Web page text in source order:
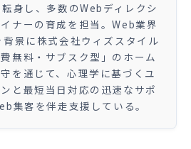
身し、多数のWebディレクシ
ナーの育成を担当。Web業界
景に株式会社ウィズスタイル
無料・サブスク型」のホーム
を通じて、心理学に基づくユ
と最短当日対応の迅速なサポ
集客を伴走支援している。